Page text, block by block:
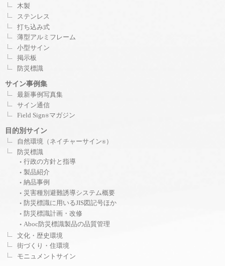
木製
ステンレス
打ち込み式
薄型アルミフレーム
小型サイン
掲示板
防災標識
サイン事例集
最新事例写真集
サイン通信
Field Sign®マガジン
目的別サイン
自然環境（ネイチャーサイン® ）
防災標識
行政の方針と指導
製品紹介
納品事例
災害種別避難誘導システム概要
防災標識に用いるJIS図記号ほか
防災標識計画・改修
Aboc防災標識製品の品質管理
文化・歴史環境
街づくり・住環境
モニュメントサイン